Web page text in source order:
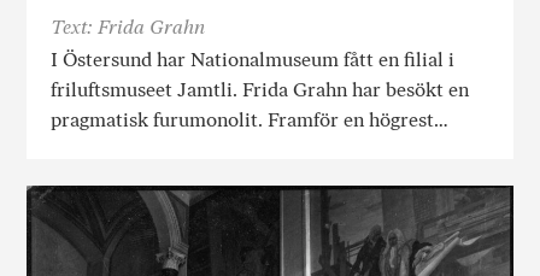
Text: Frida Grahn
I Östersund har Nationalmuseum fått en filial i
friluftsmuseet Jamtli. Frida Grahn har besökt en
pragmatisk furumonolit. Framför en högrest…